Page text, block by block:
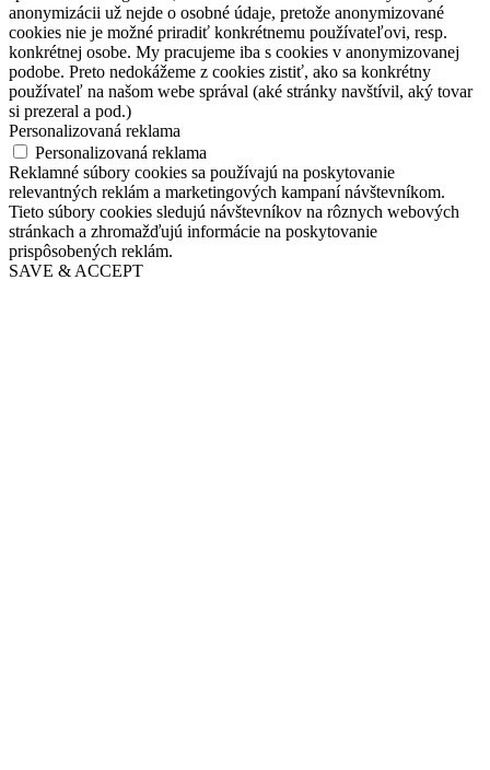
anonymizácii už nejde o osobné údaje, pretože anonymizované
cookies nie je možné priradiť konkrétnemu používateľovi, resp.
konkrétnej osobe. My pracujeme iba s cookies v anonymizovanej
podobe. Preto nedokážeme z cookies zistiť, ako sa konkrétny
používateľ na našom webe správal (aké stránky navštívil, aký tovar
si prezeral a pod.)
Personalizovaná reklama
Personalizovaná reklama
Reklamné súbory cookies sa používajú na poskytovanie
relevantných reklám a marketingových kampaní návštevníkom.
Tieto súbory cookies sledujú návštevníkov na rôznych webových
stránkach a zhromažďujú informácie na poskytovanie
prispôsobených reklám.
SAVE & ACCEPT